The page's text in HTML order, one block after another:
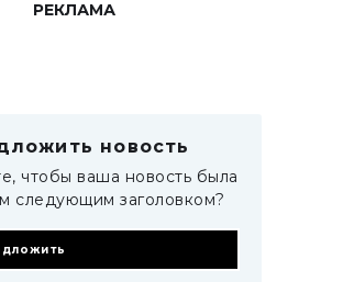
РЕКЛАМА
новость
чтобы ваша новость была
следующим заголовком?